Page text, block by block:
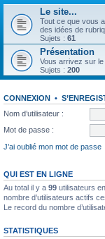
Le site...
Tout ce que vous
des idées de
Sujets : 61
Présentation
Vous arrivez sur le
Sujets : 200
CONNEXION •
Nom d’utilisateur :
Mot de passe :
J’ai oublié mon mot de passe
QUI EST EN LIGNE
Au total il y a 99 utilisateurs
nombre d’utilisateurs actifs
Le record du nombre
STATISTIQUES